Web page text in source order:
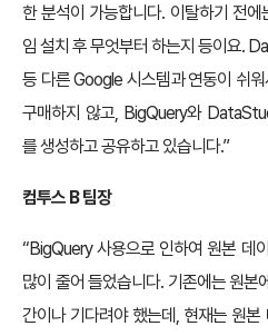
한 분석이 가능합니다. 이탈하기 전에
임 설치 후 무엇부터 하는지 등이요.
등 다른 Google 시스템과 연동이 쉬
구매하지 않고, BigQuery와
를 생성하고 공유하고 있습니다.”
컴투스 B 팀장
“BigQuery 사용으로 인하여 원본 데
많이 줄어 들었습니다. 기존에는 원본
간이나 기다려야 했는데, 현재는 원